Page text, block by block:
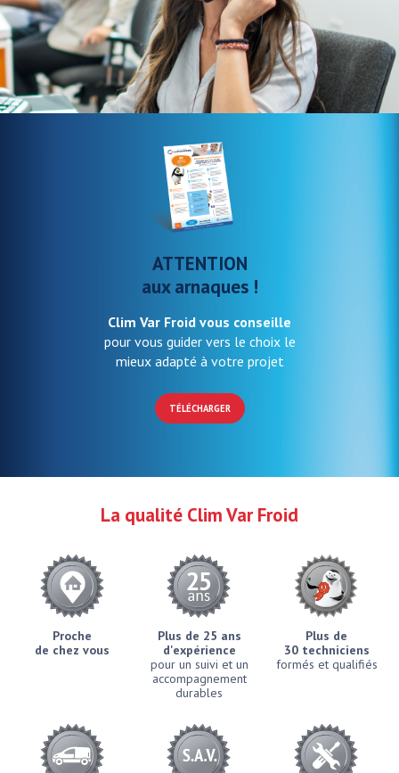
ATTENTION
aux arnaques !
Clim Var Froid vous conseille
pour vous guider vers le choix le
mieux adapté à votre projet
TÉLÉCHARGER
La qualité Clim Var Froid
Proche
de chez vous
Plus de 25 ans
d'expérience
pour un suivi et un
accompagnement
durables
Plus de
30 techniciens
formés et qualifiés